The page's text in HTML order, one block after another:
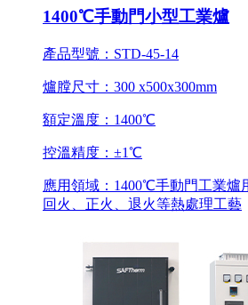
1400℃手動門小型工業爐
產品型號：STD-45-14
爐膛尺寸：300 x500x300mm
額定溫度：1400℃
控溫精度：±1℃
應用領域：1400℃手動門工業爐
回火、正火、退火等熱處理工藝